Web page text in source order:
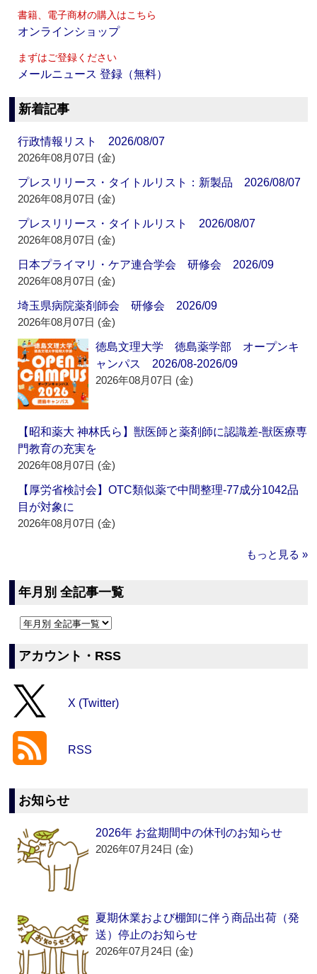
書籍、電子商材の購入はこちら
オンラインショップ
まずはご登録ください
メールニュース 登録（無料）
新着記事
行政情報リスト 2026/08/07
2026年08月07日 (金)
プレスリリース・タイトルリスト：新製品 2026/08/07
2026年08月07日 (金)
プレスリリース・タイトルリスト 2026/08/07
2026年08月07日 (金)
日本プライマリ・ケア連合学会 研修会 2026/09
2026年08月07日 (金)
埼玉県病院薬剤師会 研修会 2026/09
2026年08月07日 (金)
徳島文理大学 徳島薬学部 オープンキ
ャンパス 2026/08-2026/09
2026年08月07日 (金)
【昭和薬大 神林氏ら】獣医師と薬剤師に認識差‐獣医療専
門教育の充実を
2026年08月07日 (金)
【厚労省検討会】OTC類似薬で中間整理‐77成分1042品
目が対象に
2026年08月07日 (金)
もっと見る »
年月別 全記事一覧
アカウント・RSS
X (Twitter)
RSS
お知らせ
2026年 お盆期間中の休刊のお知らせ
2026年07月24日 (金)
夏期休業および棚卸に伴う商品出荷（発
送）停止のお知らせ
2026年07月24日 (金)